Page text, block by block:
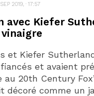
2019, · 17:57
avec Kiefer
et Kiefer
et avaient
au 20th Century
décoré comme un